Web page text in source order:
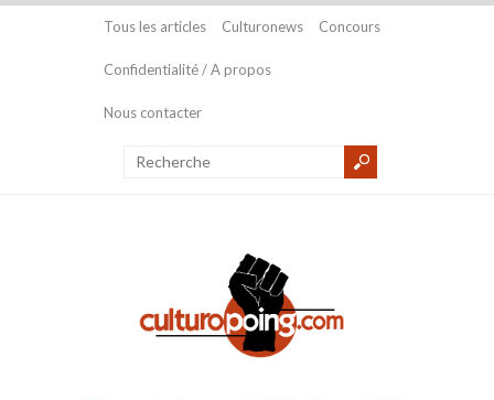
Tous les articles Culturonews Concours
Confidentialité / A propos
Nous contacter